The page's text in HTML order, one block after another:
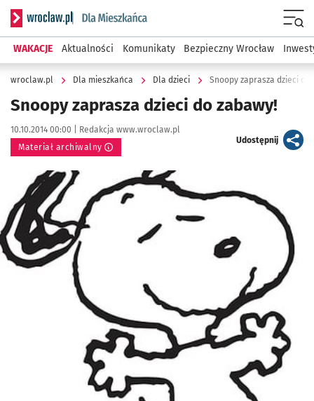
Serwis informacyjny wroclaw.pl podserwis: Dla mieszkańca
WAKACJE Aktualności Komunikaty Bezpieczny Wrocław
wroclaw.pl Dla mieszkańca Dla dzieci Snoopy zaprasza dzieci do
Snoopy zaprasza dzieci do zabawy!
Data publikacji:
10.10.2014 00:00 | Autor:
Redakcja www.wroclaw.pl
Materiał archiwalny
Udostępnijartykuł
Kliknij, aby powiększyć